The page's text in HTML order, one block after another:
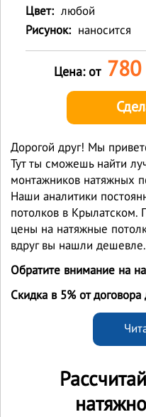
Цвет: любой
Рисунок: наносится
Цена: от 780
Дорогой друг! Мы
Тут ты сможешь найти
монтажников натяжных
Наши аналитики
потолков в Крылатском.
цены на натяжные
вдруг вы нашли дешевле.
Обратите внимание на
Скидка в 5% от